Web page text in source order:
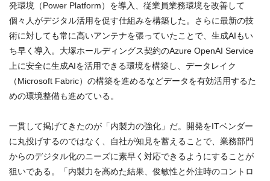
発環境（Power Platform）を導入、従業員業務環境を改善して
個々人がデジタル活用を促す仕組みを構築した。さらに最新の技
術に対しても常に高いアンテナを張っていたことで、生成AIもい
ち早く導入。大塚ホールディングス契約のAzure OpenAI Service
上に安全に生成AIを活用できる環境を構築し、データレイク
（Microsoft Fabric）の構築を進めるなどデータを有効活用するた
めの環境整備も進めている。
一貫して掲げてきたのが「内製力の強化」だ。開発をITベンダー
に丸投げするのではなく、自社が知見を蓄えることで、業務部門
からのデジタル化のニーズに素早く対応できるようにすることが
狙いである。「内製力を高めた結果、俊敏性と外注時のコントロ